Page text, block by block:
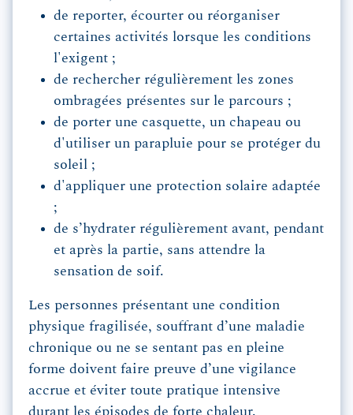
de reporter, écourter ou réorganiser
certaines activités lorsque les conditions
l'exigent ;
de rechercher régulièrement les zones
ombragées présentes sur le parcours ;
de porter une casquette, un chapeau ou
d'utiliser un parapluie pour se protéger du
soleil ;
d'appliquer une protection solaire adaptée
;
de s’hydrater régulièrement avant, pendant
et après la partie, sans attendre la
sensation de soif.
Les personnes présentant une condition
physique fragilisée, souffrant d’une maladie
chronique ou ne se sentant pas en pleine
forme doivent faire preuve d’une vigilance
accrue et éviter toute pratique intensive
durant les épisodes de forte chaleur.